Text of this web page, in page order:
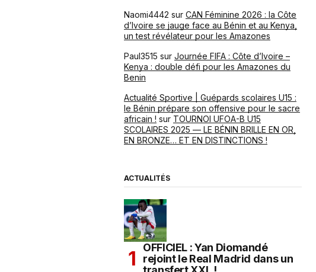
Naomi4442 sur CAN Féminine 2026 : la Côte
d’Ivoire se jauge face au Bénin et au Kenya,
un test révélateur pour les Amazones
Paul3515 sur Journée FIFA : Côte d’Ivoire –
Kenya : double défi pour les Amazones du
Benin
Actualité Sportive | Guépards scolaires U15 :
le Bénin prépare son offensive pour le sacre
africain ! sur TOURNOI UFOA-B U15
SCOLAIRES 2025 — LE BÉNIN BRILLE EN OR,
EN BRONZE… ET EN DISTINCTIONS !
ACTUALITÉS
OFFICIEL : Yan Diomandé
rejoint le Real Madrid dans un